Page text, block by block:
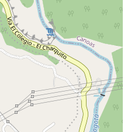
Pisos Cerámica
Acabados Cubierta Teja
Eternit
Muebles Inferiores
Servicios
Independientes
Parqueaderos Lineal
Unidad Cerrada
Comodas Vias De
Acceso